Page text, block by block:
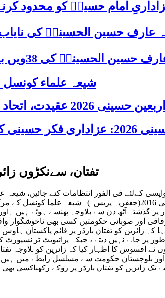
امام حسینؑ کو محدود
عارف حسین الحسینیؒ کی
پر قائد ملت جعفریہ پاکستان علامہ ساجد علی نقوی کا اہم پیغام
شیعہ علماء
ساتھ منایا گیا، لاکھوں عزادار جلوسوں میں شریک
جعفریہ آیت اللہ سید ساجد علی نقوی
تفتان، سےنکڑوں
زائرین کی واپسی کےلئے فی الفور انتظامات کئے
ہوا، مرکزی نائب صدر اسلام آباد /راولپنڈی 9مئی
زائرین تفتان بارڈر پر گذشتہ آٹھ دن سے بلاوجہ
اور صوبائی حکومتیں کسی بھی ناخوشگوار
کہ زائرین کو تفتان بارڈر پر قائم پاکستان
جانے نہیں دیتے ، جبکہ پرائیویٹ
افسوس کا اظہار کیا کہ زائرین کو بلاوجہ
بلوچستان حکومت سے مسلسل رابطے میں
تک زائرین کو تفتان بارڈر پر روکے